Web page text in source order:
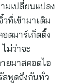
มเปลี่ยนแปลง
ที่เข้ามาเติม
ตมาร์เก็ตติ้ง
ม่ว่าจะ
ยมาสคอตไอ
ลพูดถึงกันทั่ว